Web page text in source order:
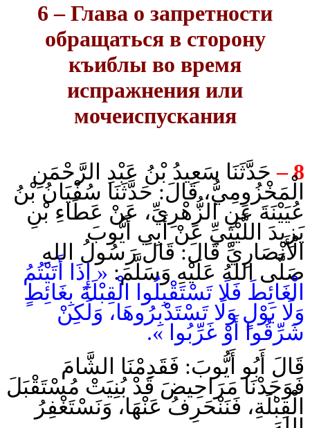
6 –Глава о запретности
обращаться в сторону
къиблы во время
испражнения или
мочеиспускания
8 –
حَدَّثَنَا ‌سَعِيدُ بْنُ عَبْدِ الرَّحْمَنِ
الْمَخْزُومِيُّ، قَالَ: حَدَّثَنَا ‌سُفْيَانُ بْنُ
عُيَيْنَةَ عَنِ ‌الزُّهْرِيِّ، عَنْ ‌عَطَاءِ بْنِ
يَزِيدَ اللَّيْثِيِّ عَنْ ‌أَبِي أَيُّوبَ
الْأَنْصَارِيِّ قَالَ: قَالَ رَسُولُ اللهِ
صَلَّى اللهُ عَلَيْهِ وَسَلَّمَ: « إِذَا أَتَيْتُمُ
الْغَائِطَ فَلَا تَسْتَقْبِلُوا الْقِبْلَةَ بِغَائِطٍ
وَلَا بَوْلٍ وَلَا تَسْتَدْبِرُوهَا، وَلَكِنْ
شَرِّقُوا أَوْ غَرِّبُوا ».
قَالَ أَبُو أَيُّوبَ: فَقَدِمْنَا الشَّامَ
فَوَجَدْنَا مَرَاحِيضَ قَدْ بُنِيَتْ مُسْتَقْبَلَ
الْقِبْلَةِ، فَنَنْحَرِفُ عَنْهَا، وَنَسْتَغْفِرُ